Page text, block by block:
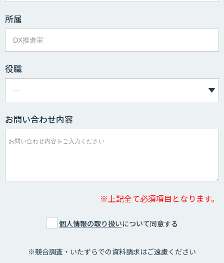
所属
役職
お問い合わせ内容
※上記全て必須項目となります。
個人情報の取り扱いについて同意する
※競合調査・いたずらでの資料請求はご遠慮ください